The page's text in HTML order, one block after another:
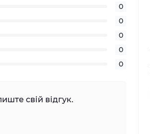
0
0
0
0
0
свій відгук.